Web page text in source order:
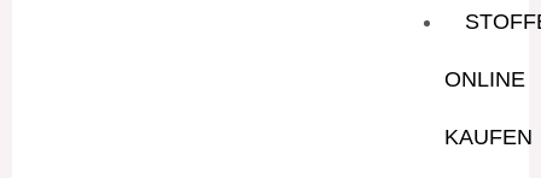
ONLINE
KAUFEN